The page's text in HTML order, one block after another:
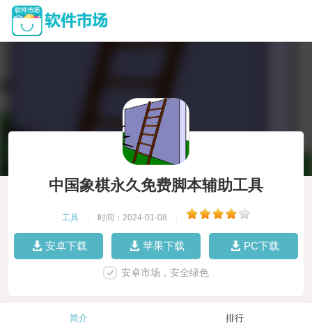
中国象棋永久免费脚本辅助工具
工具 时间：2024-01-08
安卓下载 苹果下载 PC下载
安卓市场，安全绿色
简介 排行